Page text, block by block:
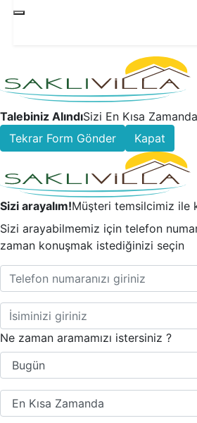
Talebiniz AlındıSizi En Kısa
Tekrar Form Gönder
Kapat
Sizi arayalım!Müşteri temsilcimiz ile
Sizi arayabilmemiz için telefon
zaman konuşmak istediğinizi seçin
Ne zaman aramamızı istersiniz ?